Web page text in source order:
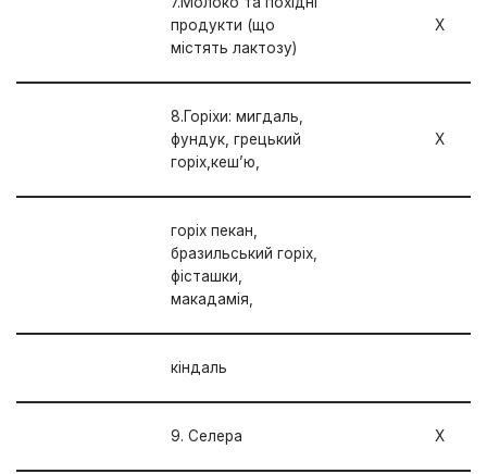
продукти (що
містять лактозу)
Х
8.Горіхи: мигдаль,
фундук, грецький
горіх,кеш’ю,
Х
горіх пекан,
бразильський горіх,
фісташки,
макадамія,
кіндаль
9. Селера Х